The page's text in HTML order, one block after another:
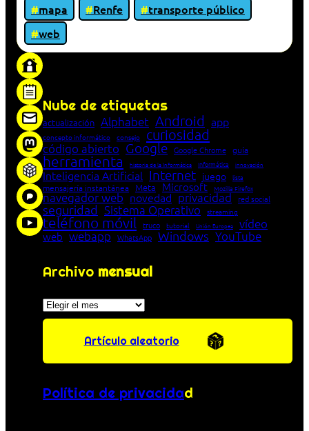
mapa
Renfe
transporte público
web
Nube de etiquetas
actualización Alphabet Android app
concepto informático consejo curiosidad
código abierto Google Google Chrome guía
herramienta historia de la Informática Informática innovación
Inteligencia Artificial Internet juego lista
mensajería instantánea Meta Microsoft Mozilla Firefox
navegador web novedad privacidad red social
seguridad Sistema Operativo streaming
teléfono móvil truco tutorial Unión Europea vídeo
web webapp WhatsApp Windows YouTube
Archivo mensual
Archivos
Artículo aleatorio
Política de privacidad